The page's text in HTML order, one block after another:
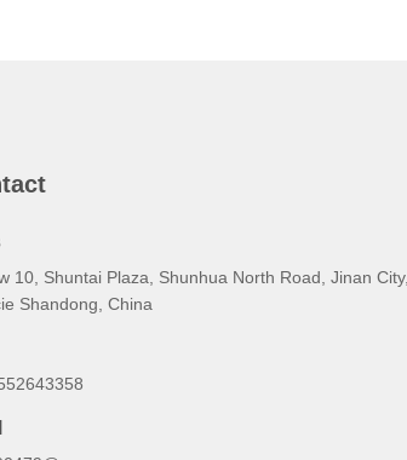
10, Shuntai Plaza, Shunhua North Road, Jinan City,
Shandong, China